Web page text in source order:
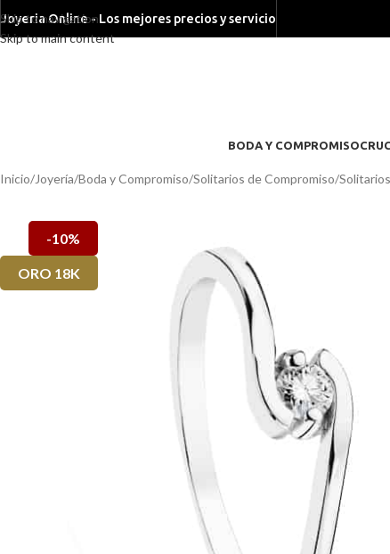
Skip to navigation
Skip to main content
Joyeria Online - Los mejores precios y servicio
BODA Y COMPROMISO
Inicio/Joyería/Boda y Compromiso/Solitarios de Compromiso/
-10%
ORO 18K